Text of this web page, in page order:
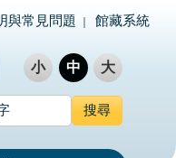
與常見問題 館藏系統
小 中 大